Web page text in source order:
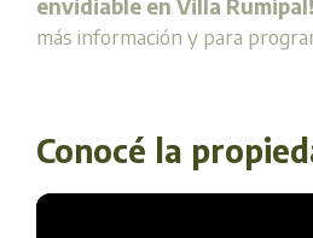
envidiable en Villa Rumipal!
más información y para
Conocé la